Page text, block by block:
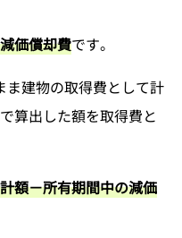
減価償却費です。
建物の取得費として計
算出した額を取得費と
額－所有期間中の減価